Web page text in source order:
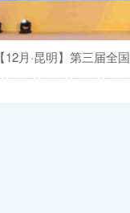
【12月·昆明】第三届